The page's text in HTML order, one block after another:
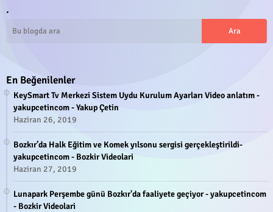
.
En Beğenilenler
KeySmart Tv Merkezi Sistem Uydu Kurulum Ayarları Video anlatım -
yakupcetincom - Yakup Çetin
Haziran 26, 2019
Bozkır’da Halk Eğitim ve Komek yılsonu sergisi gerçekleştirildi-
yakupcetincom - Bozkir Videolari
Haziran 27, 2019
Lunapark Perşembe günü Bozkır'da faaliyete geçiyor - yakupcetincom
- Bozkir Videolari